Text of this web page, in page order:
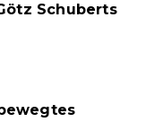
Schuberts